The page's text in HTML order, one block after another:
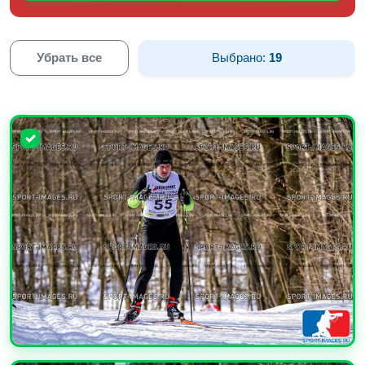
Убрать все Выбрано: 19
УВЕЛИЧИТЬ